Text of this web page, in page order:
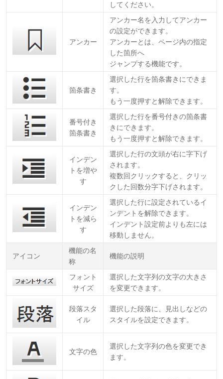
してください。
アンカー
アンカー名を入力してアンカー
の設定ができます。
アンカーとは、ページ内の指定
した箇所へ
ジャンプする機能です。
箇条書き
選択した行を箇条書きにできま
す。
もう一度押すと解除できます。
番号付き
箇条書き
選択した行を番号付きの箇条書
きにできます。
もう一度押すと解除できます。
インデン
トを増や
す
選択した行の文頭が右に字下げ
されます。
複数回クリックすると、クリッ
クした回数分字下げされます。
インデン
トを減ら
す
選択した行に設定されているイ
ンデントを解除できます。
インデント設定前よりも左には
移動しません。
アイコン
機能の名
称
機能の説明
フォント
サイズ
選択した文字列の文字の大きさ
を変更できます。
段落スタ
イル
選択した段落に、見出しなどの
スタイルを設定できます。
文字の色
選択した文字列の色を変更でき
ます。